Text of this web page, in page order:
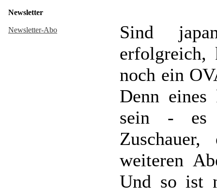
Newsletter
Newsletter-Abo
Sind
erfolgreich,
noch ein
Denn
sein - es
weiteren
Und so ist